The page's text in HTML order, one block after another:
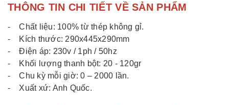
THÔNG TIN CHI TIẾT VỀ SẢN PHẨM
- Chất liệu: 100% từ thép không gỉ.
- Kích thước: 290x445x290mm
- Điện áp: 230v / 1ph / 50hz
- Khối lượng thanh bột: 20 - 120gr
- Chu kỳ mỗi giờ: 0 – 2000 lần.
- Xuất xứ: Anh Quốc.